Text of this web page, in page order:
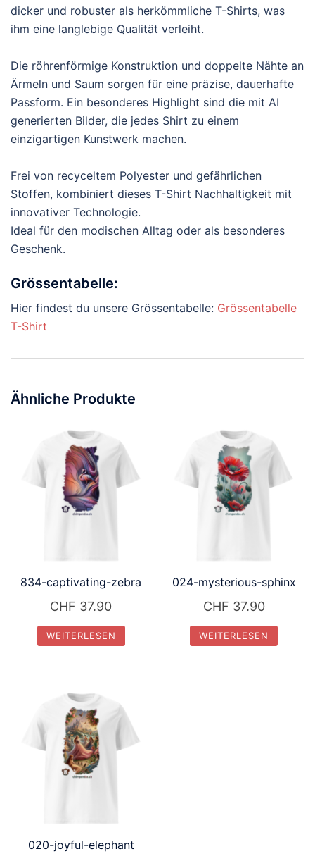
dicker und robuster als herkömmliche T-Shirts, was
ihm eine langlebige Qualität verleiht.
Die röhrenförmige Konstruktion und doppelte Nähte an
Ärmeln und Saum sorgen für eine präzise, dauerhafte
Passform. Ein besonderes Highlight sind die mit AI
generierten Bilder, die jedes Shirt zu einem
einzigartigen Kunstwerk machen.
Frei von recyceltem Polyester und gefährlichen
Stoffen, kombiniert dieses T-Shirt Nachhaltigkeit mit
innovativer Technologie.
Ideal für den modischen Alltag oder als besonderes
Geschenk.
Grössentabelle:
Hier findest du unsere Grössentabelle: Grössentabelle
T-Shirt
Ähnliche Produkte
834-captivating-zebra
CHF 37.90
WEITERLESEN
024-mysterious-sphinx
CHF 37.90
WEITERLESEN
020-joyful-elephant